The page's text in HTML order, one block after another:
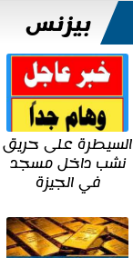
بيزنس
السيطرة على حريق
نشب داخل مسجد
في الجيزة